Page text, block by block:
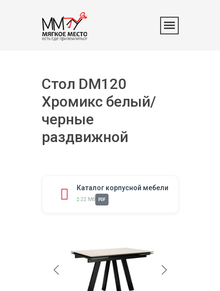
Стол DM120
Хромикс белый/
черные
раздвижной
Каталог корпусной мебели
22 Мб PDF